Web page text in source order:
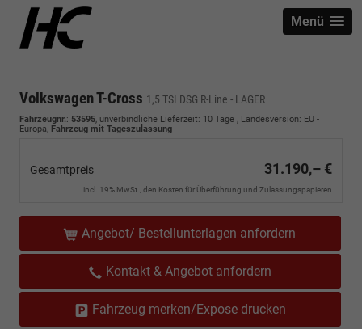
Menü
Volkswagen T-Cross 1,5 TSI DSG R-Line - LAGER
Fahrzeugnr.: 53595, unverbindliche Lieferzeit: 10 Tage , Landesversion: EU -
Europa, Fahrzeug mit Tageszulassung
Gesamtpreis 31.190,– €
incl. 19% MwSt., den Kosten für Überführung und Zulassungspapieren
Angebot/ Bestellunterlagen anfordern
Kontakt & Angebot anfordern
Fahrzeug merken/Expose drucken